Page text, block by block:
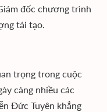
đốc chương trình
tái tạo.
trọng trong cuộc
càng nhiều các
Đức Tuyên khẳng